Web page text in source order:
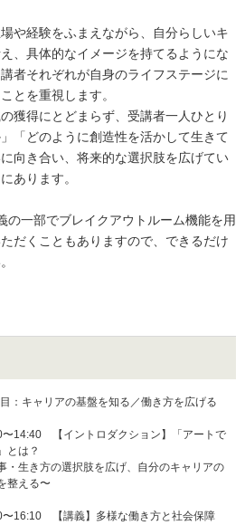
や経験をふまえながら、自分らしいキ
、具体的なイメージを持てるようにな
者それぞれが自身のライフステージに
とを重視します。
獲得にとどまらず、受講者一人ひとり
「どのように創造性を活かして生きて
向き合い、将来的な選択肢を広げてい
あります。
の一部でブレイクアウトルーム機能を用
だくこともありますので、できるだけ
：キャリアの基盤を知る／働き方を広げる
〜14:40　【イントロダクション】「アートで
とは？
・生き方の選択肢を広げ、自分のキャリアの
整える〜
〜16:10　【講義】多様な働き方と社会保障